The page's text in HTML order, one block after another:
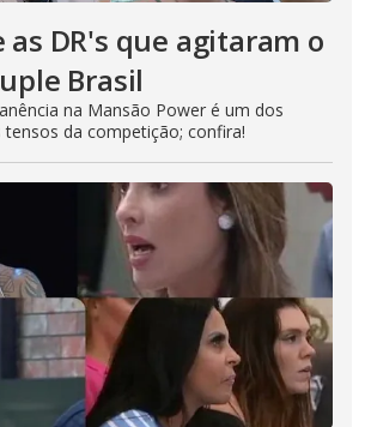
as DR's que agitaram o
Brasil
na Mansão Power é um dos
da competição; confira!